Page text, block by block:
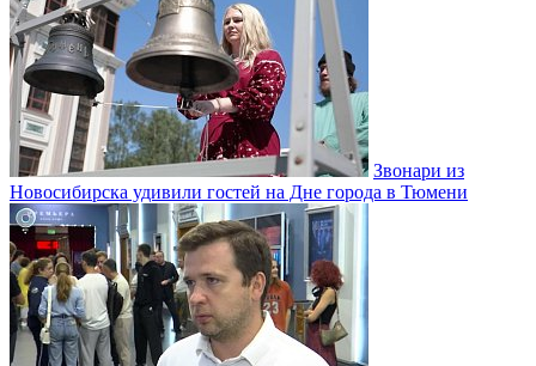
Звонари из
Новосибирска удивили гостей на Дне города в Тюмени